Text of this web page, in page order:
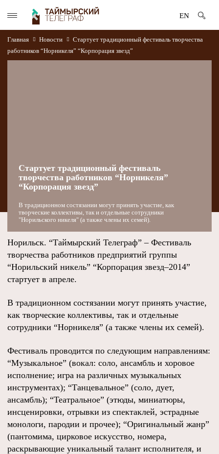
EN
Главная Новости
Стартует традиционный фестиваль творчества
работников “Норникеля” “Корпорация звезд”
Стартует традиционный фестиваль
творчества работников “Норникеля”
“Корпорация звезд”
В традиционном состязании могут принять участие, как
творческие коллективы, так и отдельные сотрудники
"Норильского никеля" (а также члены их семей).
Норильск. “Таймырский Телеграф” – Фестиваль
творчества работников предприятий группы
“Норильский никель” “Корпорация звезд–2014”
стартует в апреле.
В традиционном состязании могут принять участие,
как творческие коллективы, так и отдельные
сотрудники “Норникеля” (а также члены их семей).
Фестиваль проводится по следующим направлениям:
“Музыкальное” (вокал: соло, ансамбль и хоровое
исполнение; игра на различных музыкальных
инструментах); “Танцевальное” (соло, дует,
ансамбль); “Театральное” (этюды, миниатюры,
инсценировки, отрывки из спектаклей, эстрадные
монологи, пародии и прочее); “Оригинальный жанр”
(пантомима, цирковое искусство, номера,
раскрывающие уникальный талант исполнителя, и